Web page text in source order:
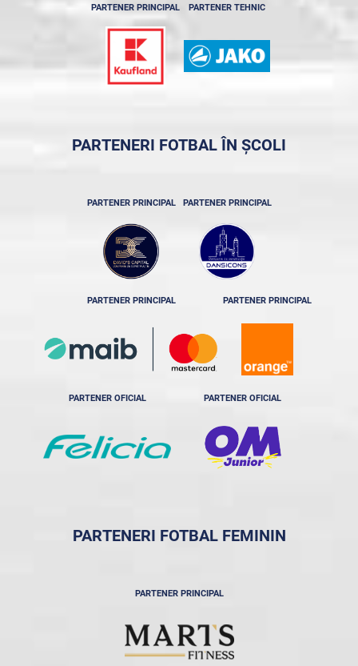
PARTENER PRINCIPAL PARTENER TEHNIC
PARTENERI FOTBAL ÎN ȘCOLI
PARTENER PRINCIPAL PARTENER PRINCIPAL
PARTENER PRINCIPAL PARTENER PRINCIPAL
PARTENER OFICIAL PARTENER OFICIAL
PARTENERI FOTBAL FEMININ
PARTENER PRINCIPAL